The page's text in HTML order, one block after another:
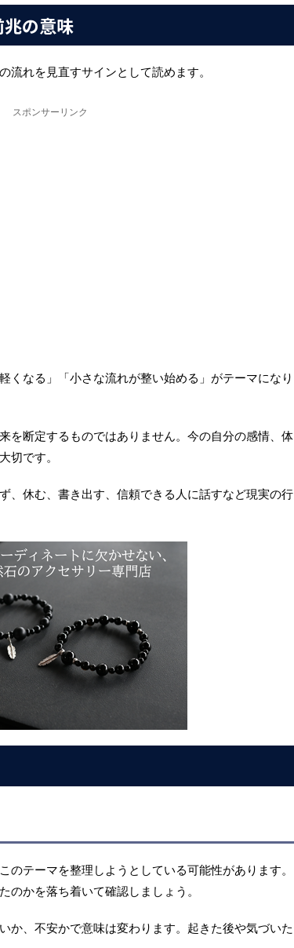
の意味
流れを見直すサインとして読めます。
スポンサーリンク
くなる」「小さな流れが整い始める」がテーマになり
を断定するものではありません。今の自分の感情、体
切です。
、休む、書き出す、信頼できる人に話すなど現実の行
のテーマを整理しようとしている可能性があります。
のかを落ち着いて確認しましょう。
か、不安かで意味は変わります。起きた後や気づいた